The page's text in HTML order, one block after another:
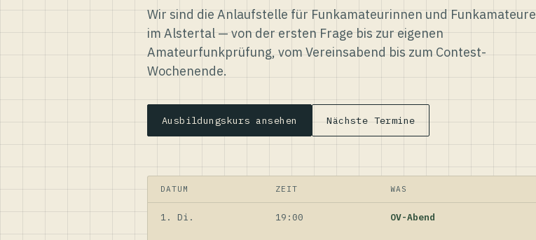
Wir sind die Anlaufstelle für Funkamateurinnen und Funkamateure
im Alstertal — von der ersten Frage bis zur eigenen
Amateurfunkprüfung, vom Vereinsabend bis zum Contest-
Wochenende.
Ausbildungskurs ansehen Nächste Termine
DATUM ZEIT WAS
1. Di. 19:00 OV-Abend